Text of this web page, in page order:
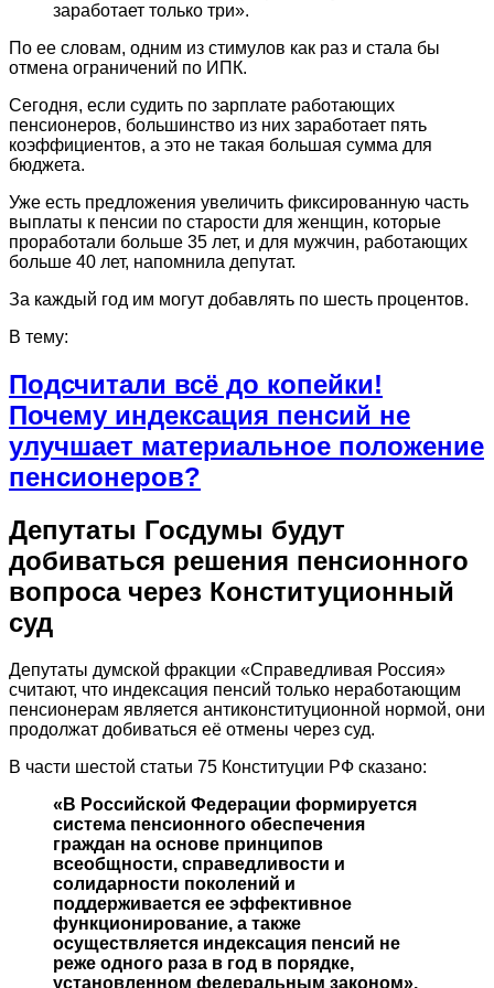
заработает только три».
По ее словам, одним из стимулов как раз и стала бы
отмена ограничений по ИПК.
Сегодня, если судить по зарплате работающих
пенсионеров, большинство из них заработает пять
коэффициентов, а это не такая большая сумма для
бюджета.
Уже есть предложения увеличить фиксированную часть
выплаты к пенсии по старости для женщин, которые
проработали больше 35 лет, и для мужчин, работающих
больше 40 лет, напомнила депутат.
За каждый год им могут добавлять по шесть процентов.
В тему:
Подсчитали всё до копейки!
Почему индексация пенсий не
улучшает материальное положение
пенсионеров?
Депутаты Госдумы будут
добиваться решения пенсионного
вопроса через Конституционный
суд
Депутаты думской фракции «Справедливая Россия»
считают, что индексация пенсий только неработающим
пенсионерам является антиконституционной нормой, они
продолжат добиваться её отмены через суд.
В части шестой статьи 75 Конституции РФ сказано:
«В Российской Федерации формируется
система пенсионного обеспечения
граждан на основе принципов
всеобщности, справедливости и
солидарности поколений и
поддерживается ее эффективное
функционирование, а также
осуществляется индексация пенсий не
реже одного раза в год в порядке,
установленном федеральным законом».